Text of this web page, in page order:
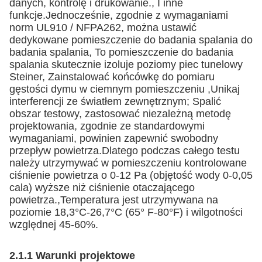
danych, kontrolę i drukowanie., I inne
funkcje.Jednocześnie, zgodnie z wymaganiami
norm UL910 / NFPA262, można ustawić
dedykowane pomieszczenie do badania spalania do
badania spalania, To pomieszczenie do badania
spalania skutecznie izoluje poziomy piec tunelowy
Steiner, Zainstalować końcówkę do pomiaru
gęstości dymu w ciemnym pomieszczeniu ,Unikaj
interferencji ze światłem zewnętrznym; Spalić
obszar testowy, zastosować niezależną metodę
projektowania, zgodnie ze standardowymi
wymaganiami, powinien zapewnić swobodny
przepływ powietrza.Dlatego podczas całego testu
należy utrzymywać w pomieszczeniu kontrolowane
ciśnienie powietrza o 0-12 Pa (objętość wody 0-0,05
cala) wyższe niż ciśnienie otaczającego
powietrza.,Temperatura jest utrzymywana na
poziomie 18,3°C-26,7°C (65° F-80°F) i wilgotności
względnej 45-60%.
2.1.1 Warunki projektowe